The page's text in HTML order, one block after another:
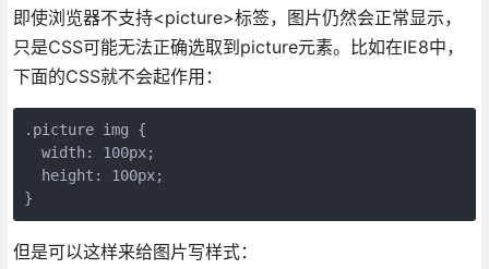
即使浏览器不支持<picture>标签，图片仍然会正常显示，
只是CSS可能无法正确选取到picture元素。比如在IE8中，
下面的CSS就不会起作用：
.picture img {
  width: 100px;
  height: 100px;
但是可以这样来给图片写样式：